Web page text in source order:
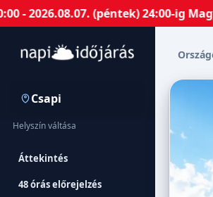
(péntek) 24:00-ig
Csapi
Helyszín váltása
Áttekintés
48 órás előrejelzés